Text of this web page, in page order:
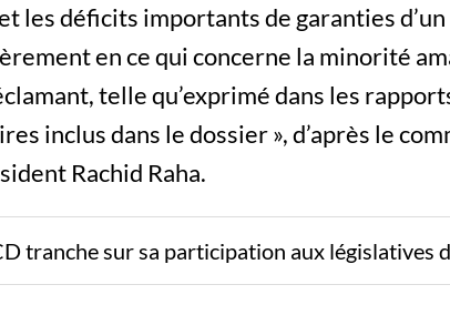
les déficits importants de garanties
en ce qui concerne la minorité
telle qu’exprimé dans les
inclus dans le dossier », d’après le
Rachid Raha.
tranche sur sa participation aux législatives